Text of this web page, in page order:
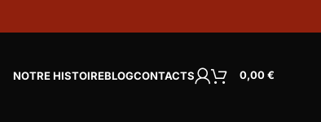
NOTRE HISTOIREBLOGCONTACTS 0,00€